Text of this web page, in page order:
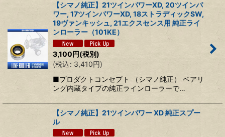
絞り込む
【シマノ純正】21ツインパワーXD, 20ツインパ
ワー, 17ツインパワーXD, 18ストラディックSW,
19ヴァンキッシュ, 21エクスセンス用 純正ライ
ンローラー（101KE）
3,100円(税別)
(税込: 3,410円)
■プロダクトコンセプト （シマノ純正） ベアリ
ング内蔵タイプの純正ラインローラーで…
【シマノ純正】21ツインパワー XD 純正スプー
ル